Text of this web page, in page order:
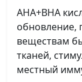
АНА+ВНА
обновление,
веществам
тканей,
местный